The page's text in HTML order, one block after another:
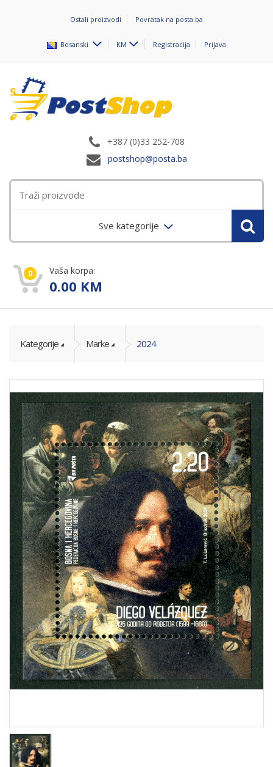
Ostali proizvodi Povratak na posta.ba
Bosanski KM Registracija Prijava
+387 (0)33 252-708
postshop@posta.ba
Sve kategorije
0 Vaša korpa:
0.00 KM
Kategorije Marke 2024